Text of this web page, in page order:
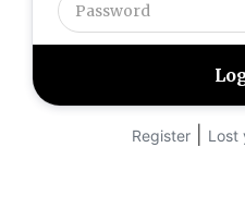
Register Lost